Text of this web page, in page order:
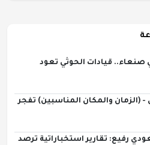
صنعاء.. قيادات الحوثي تعود
- (الزمان والمكان المناسبين) تفجر
رفيع: تقارير استخباراتية ترصد